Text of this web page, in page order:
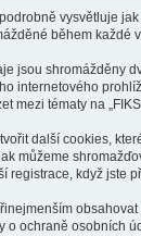
vysvětluje jak
během každé
jsou shromážděny
internetového
mezi tématy na
další cookies,
můžeme
registrace, když jste
o ochraně osobních